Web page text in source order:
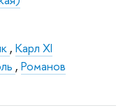
, Карл XI
, Романов